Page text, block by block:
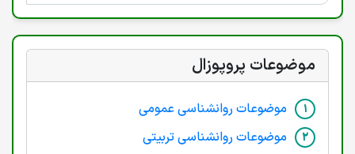
موضوعات پروپوزال
موضوعات روانشناسی عمومی
موضوعات روانشناسی تربیتی